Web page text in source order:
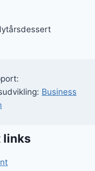
Business
links